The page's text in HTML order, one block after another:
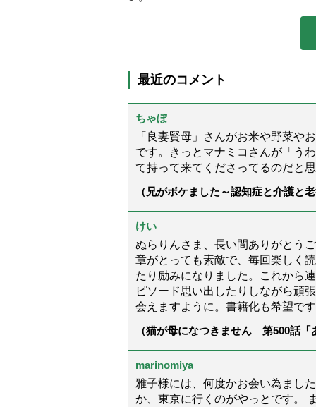
最近のコメント
ちゃぼ
「良妻賢母」さんがお米や野菜や
です。きっとマナミコさんが「う
て持って来てくださってるのだと
（兄がボケました～認知症と介護と
けい
ぬらりんさま、長い間ありがとう
章がとっても素敵で、毎回楽しく
たり励みになりました。これから
ピソード思い出したりしながら頑
会えますように。書籍化も希望で
（猫が母になつきません 第500話「
marinomiya
雅子様には、何度かお会い為まし
か、東京に行くのがやっとです。